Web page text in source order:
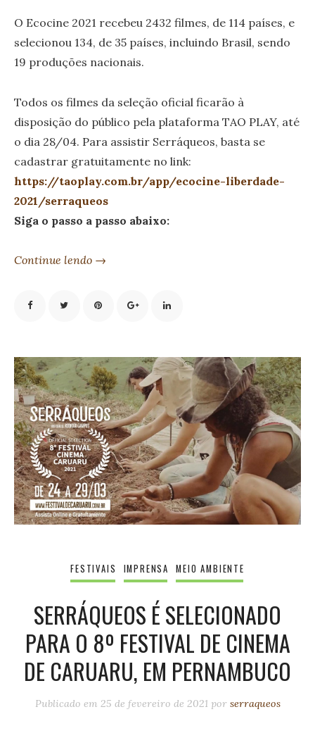
O Ecocine 2021 recebeu 2432 filmes, de 114 países, e
selecionou 134, de 35 países, incluindo Brasil, sendo
19 produções nacionais.
Todos os filmes da seleção oficial ficarão à
disposição do público pela plataforma TAO PLAY, até
o dia 28/04. Para assistir Serráqueos, basta se
cadastrar gratuitamente no link:
https://taoplay.com.br/app/ecocine-liberdade-
2021/serraqueos
Siga o passo a passo abaixo:
Continue lendo →
FESTIVAIS IMPRENSA MEIO AMBIENTE
SERRÁQUEOS É SELECIONADO
PARA O 8º FESTIVAL DE CINEMA
DE CARUARU, EM PERNAMBUCO
Publicado em 25 de fevereiro de 2021 por serraqueos